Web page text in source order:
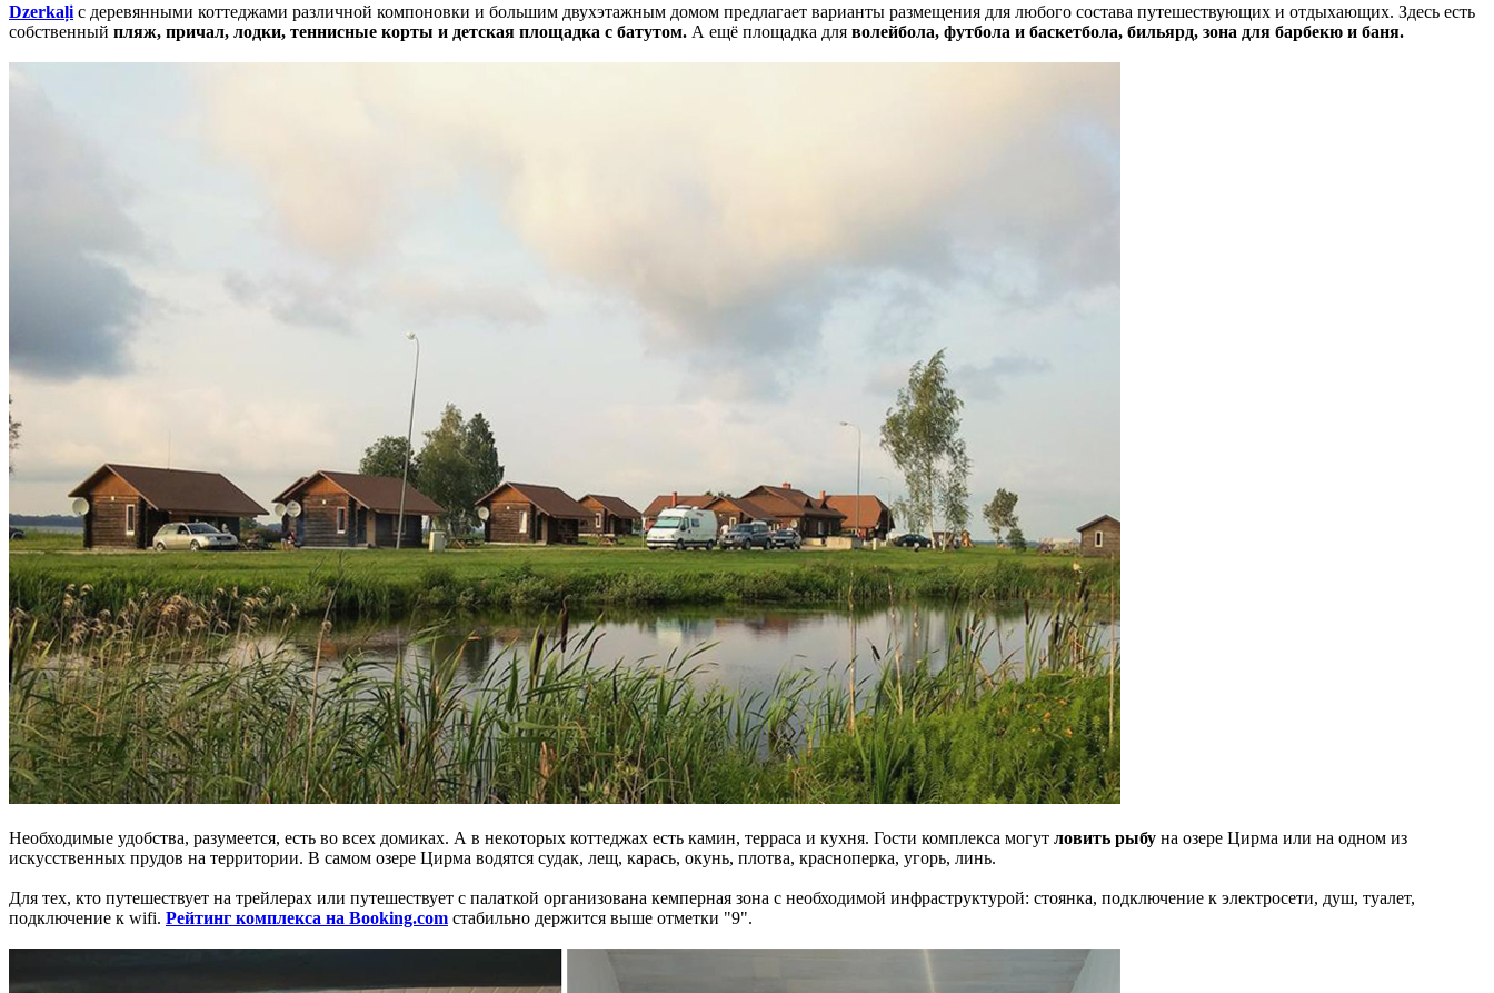
Dzerkaļi с деревянными коттеджами различной компоновки и большим двухэтажным домом предлагает варианты размещения для любого состава путешествующих и отдыхающих. Здесь есть
собственный пляж, причал, лодки, теннисные корты и детская площадка с батутом. А ещё площадка для волейбола, футбола и баскетбола, бильярд, зона для барбекю и баня.
Необходимые удобства, разумеется, есть во всех домиках. А в некоторых коттеджах есть камин, терраса и кухня. Гости комплекса могут ловить рыбу на озере Цирма или на одном из
искусственных прудов на территории. В самом озере Цирма водятся судак, лещ, карась, окунь, плотва, красноперка, угорь, линь.
Для тех, кто путешествует на трейлерах или путешествует с палаткой организована кемперная зона с необходимой инфраструктурой: стоянка, подключение к электросети, душ, туалет,
подключение к wifi. Рейтинг комплекса на Booking.com стабильно держится выше отметки "9".